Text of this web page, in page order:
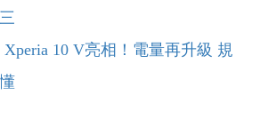
Xperia 10 V亮相！電量再升級 規